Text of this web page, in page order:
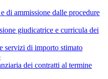
di ammissione dalle procedure
giudicatrice e curricula dei
servizi di importo stimato
dei contratti al termine